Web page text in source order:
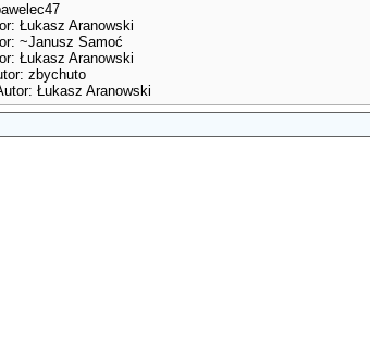
Łukasz Aranowski
~Janusz Samoć
Łukasz Aranowski
zbychuto
Łukasz Aranowski